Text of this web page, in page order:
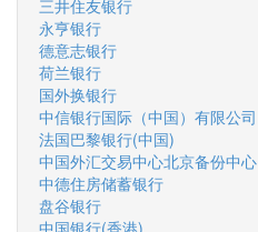
三井住友银行
永亨银行
德意志银行
荷兰银行
国外换银行
中信银行国际（中国）有限公司
法国巴黎银行(中国)
中国外汇交易中心北京备份中心
中德住房储蓄银行
盘谷银行
中国银行(香港)